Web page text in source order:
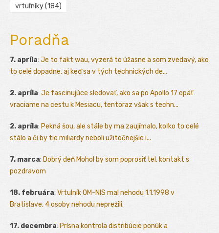
vrtuľníky(184)
Poradňa
7. apríla: Je to fakt wau, vyzerá to úžasne a som zvedavý, ako
to celé dopadne, aj keď sa v tých technických de...
2. apríla: Je fascinujúce sledovať, ako sa po Apollo 17 opäť
vraciame na cestu k Mesiacu, tentoraz však s techn...
2. apríla: Pekná šou, ale stále by ma zaujímalo, koľko to celé
stálo a či by tie miliardy neboli užitočnejšie i...
7. marca: Dobrý deň Mohol by som poprosiť tel. kontakt s
pozdravom
18. februára: Vrtulník OM-NIS mal nehodu 1.1.1998 v
Bratislave, 4 osoby nehodu neprežili.
17. decembra: Prísna kontrola distribúcie ponúk a